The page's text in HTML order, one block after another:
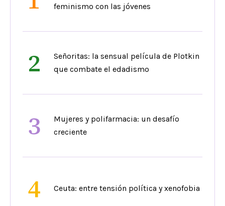
feminismo con las jóvenes
2
Señoritas: la sensual película de Plotkin
que combate el edadismo
3
Mujeres y polifarmacia: un desafío
creciente
4 Ceuta: entre tensión política y xenofobia